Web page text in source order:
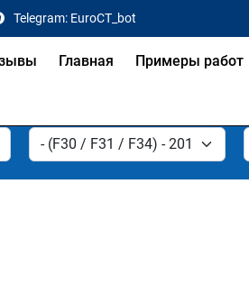
Telegram: EuroCT_bot
Главная Примеры работ